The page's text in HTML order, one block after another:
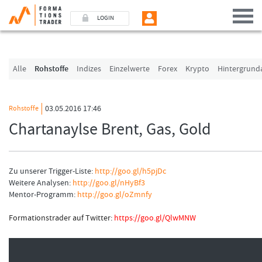
LOGIN
Alle Rohstoffe Indizes Einzelwerte Forex Krypto
Rohstoffe 03.05.2016 17:46
Chartanaylse Brent, Gas, Gold
Zu unserer Trigger-Liste: http://goo.gl/h5pjDc
Weitere Analysen: http://goo.gl/nHyBf3
Mentor-Programm: http://goo.gl/oZmnfy
Formationstrader auf Twitter: https://goo.gl/QlwMNW
Benutzer (E-Mail-Adresse in Kleinschrift)
Angemeldet bleiben
Passwort vergessen
Ich bin neu, und jetzt?
und finden Sie auf unserem Online-Shop das passende Angebot.